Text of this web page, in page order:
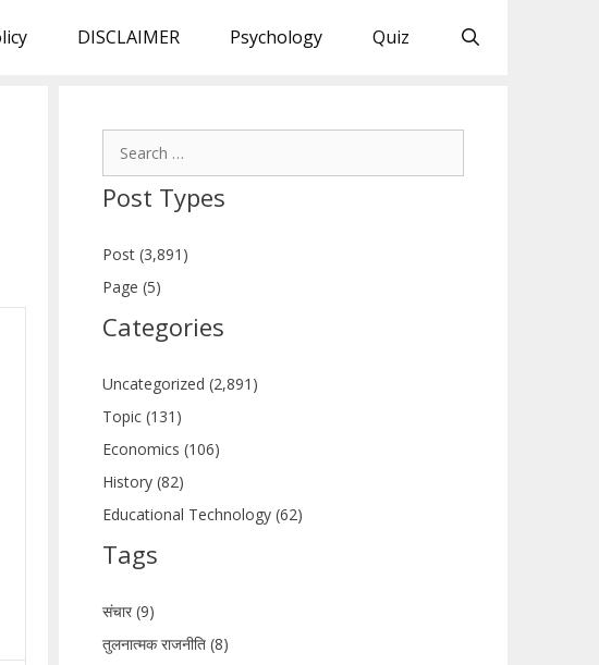
DISCLAIMER Psychology Quiz
Post Types
Post (3,891)
Page (5)
Categories
Uncategorized (2,891)
Topic (131)
Economics (106)
History (82)
Educational Technology (62)
Tags
संचार (9)
तुलनात्मक राजनीति (8)